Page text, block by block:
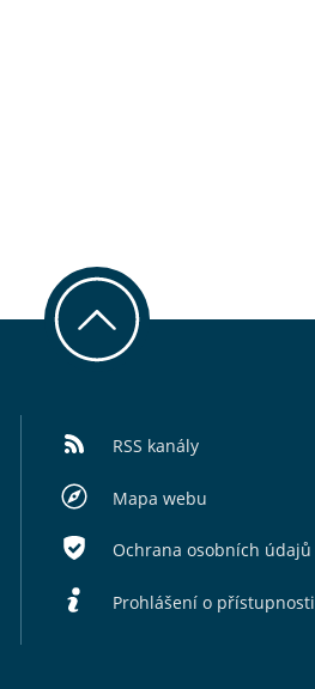
RSS kanály
Mapa webu
Ochrana osobních údajů
Prohlášení o přístupnosti